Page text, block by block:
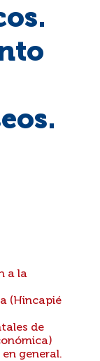
a la
(Hincapié
de
general.